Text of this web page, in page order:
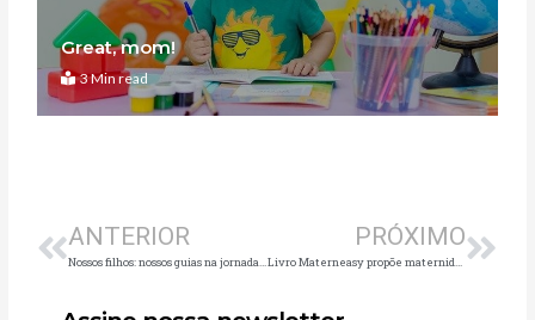
Great, mom!
3 Min read
ANTERIOR
Nossos filhos: nossos guias na jornada do autoconhecimento
PRÓXIMO
Livro Materneasy propõe maternidade mais fácil